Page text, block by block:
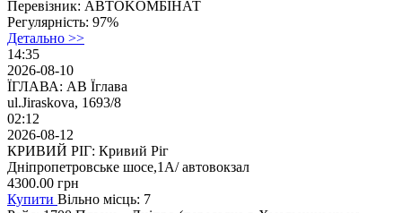
Перевізник: ABTOKOMБIНАТ
Регулярність: 97%
Детально >>
14:35
2026-08-10
ЇГЛАВА: АВ Їглава
ul.Jiraskova, 1693/8
02:12
2026-08-12
КРИВИЙ РІГ: Кривий Ріг
Дніпропетровське шосе,1А/ автовокзал
4300.00 грн
Купити Вільно місць: 7